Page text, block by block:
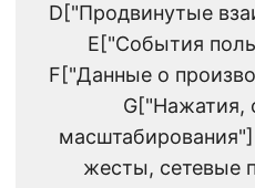
D["Продвинутые
E["События
F["Данные о
G["Нажатия,
жесты, сетевые